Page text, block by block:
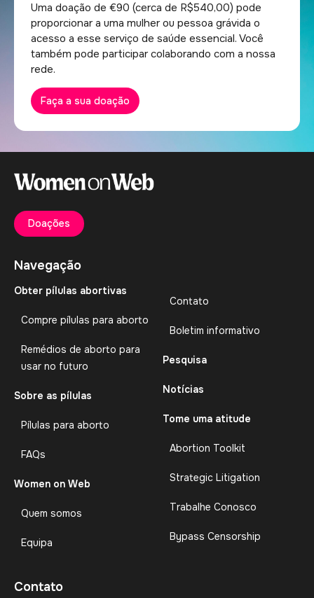
Uma doação de €90 (cerca de R$540,00) pode
proporcionar a uma mulher ou pessoa grávida o
acesso a esse serviço de saúde essencial. Você
também pode participar colaborando com a nossa
rede.
Faça a sua doação
Navegação
Obter pílulas abortivas
Compre pílulas para aborto
Remédios de aborto para
usar no futuro
Sobre as pílulas
Pílulas para aborto
FAQs
Women on Web
Quem somos
Equipa
Contato
Boletim informativo
Pesquisa
Notícias
Tome uma atitude
Abortion Toolkit
Strategic Litigation
Trabalhe Conosco
Bypass Censorship
Contato
Doações